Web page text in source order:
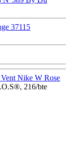
37115
Nike W Rose
216/bte